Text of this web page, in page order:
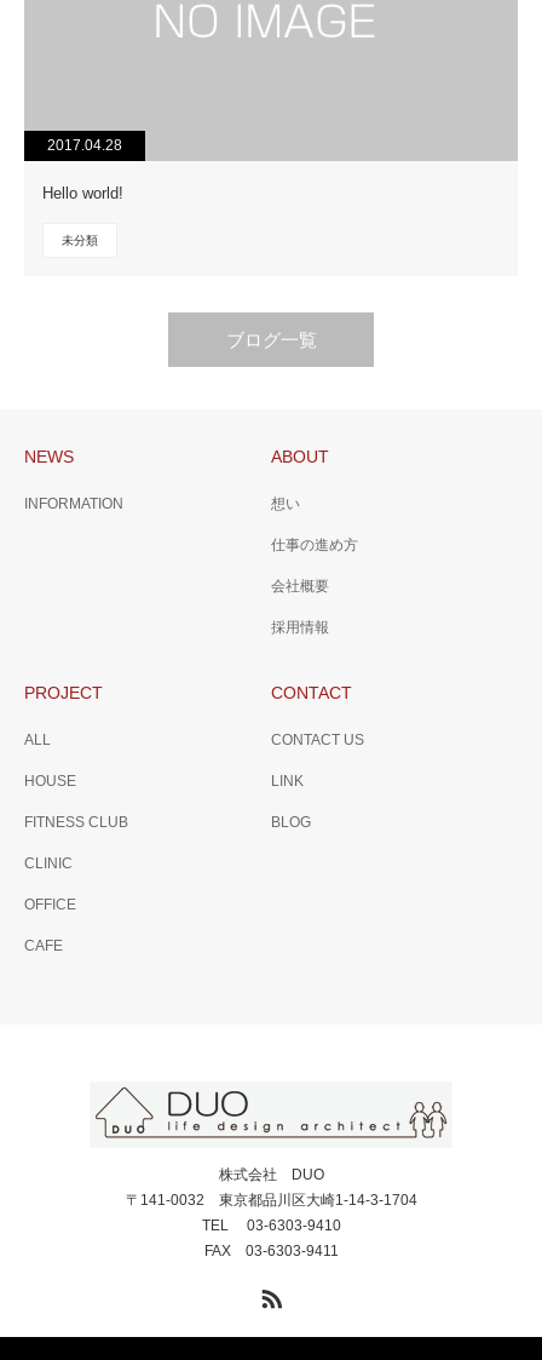
2017.04.28
Hello world!
未分類
ブログ一覧
NEWS
INFORMATION
ABOUT
想い
仕事の進め方
会社概要
採用情報
PROJECT
ALL
HOUSE
FITNESS CLUB
CLINIC
OFFICE
CAFE
CONTACT
CONTACT US
LINK
BLOG
株式会社 DUO
〒141-0032 東京都品川区大崎1-14-3-1704
TEL 03-6303-9410
FAX 03-6303-9411